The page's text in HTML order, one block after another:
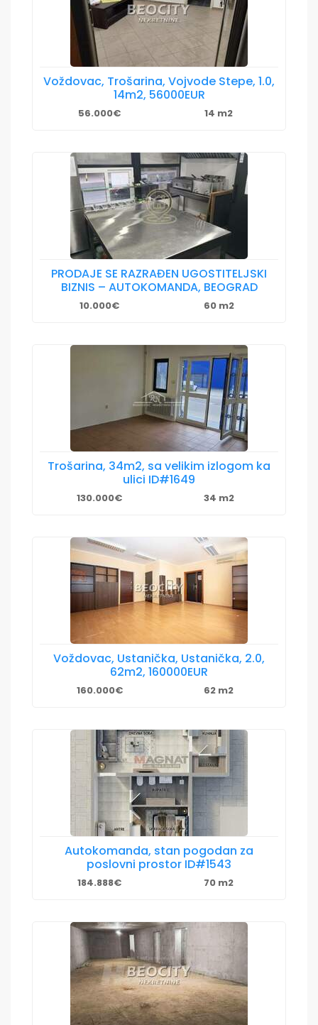
Voždovac, Trošarina, Vojvode Stepe, 1.0,
14m2, 56000EUR
56.000€ 14 m2
PRODAJE SE RAZRAĐEN UGOSTITELJSKI
BIZNIS – AUTOKOMANDA, BEOGRAD
10.000€ 60 m2
Trošarina, 34m2, sa velikim izlogom ka
ulici ID#1649
130.000€ 34 m2
Voždovac, Ustanička, Ustanička, 2.0,
62m2, 160000EUR
160.000€ 62 m2
Autokomanda, stan pogodan za
poslovni prostor ID#1543
184.888€ 70 m2